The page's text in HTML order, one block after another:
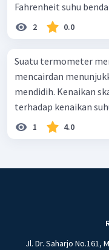
2 0.0
Suatu termometer
mencairdan
mendidih. Kenaikan
terhadap kenaikan
1 4.0
Jl. Dr. Saharjo No.161,